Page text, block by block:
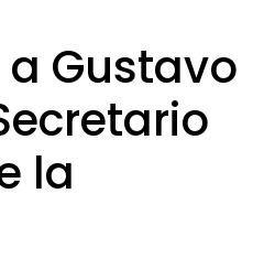
Gustavo
la